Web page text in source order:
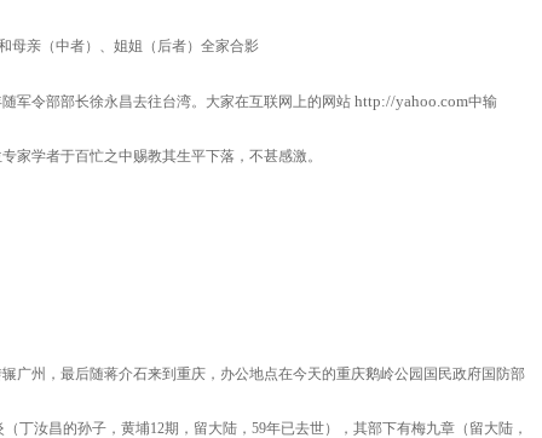
母亲（中者）、姐姐（后者）全家合影
军令部部长徐永昌去往台湾。大家在互联网上的网站 http://yahoo.com中输
家学者于百忙之中赐教其生平下落，不甚感激。
广州，最后随蒋介石来到重庆，办公地点在今天的重庆鹅岭公园国民政府国防部
丁汝昌的孙子，黄埔12期，留大陆，59年已去世），其部下有梅九章（留大陆，